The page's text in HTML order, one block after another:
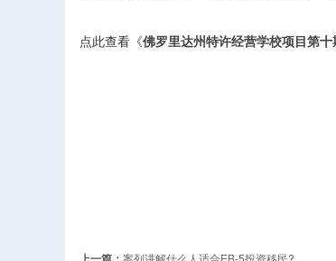
点此查看《佛罗里达州特许经营学校项目第
案列讲解什么人适合EB-5投资移民?